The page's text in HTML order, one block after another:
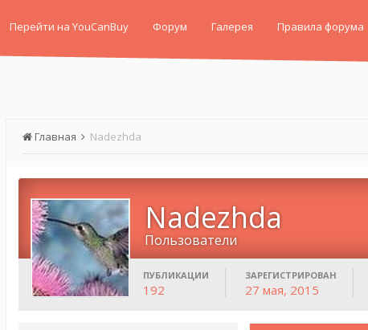
Перейти на YouCanBuy Форум Галерея Правила форума
Главная Nadezhda
Nadezhda
Пользователи
ПУБЛИКАЦИИ
192
ЗАРЕГИСТРИРОВАН
27 мая, 2015